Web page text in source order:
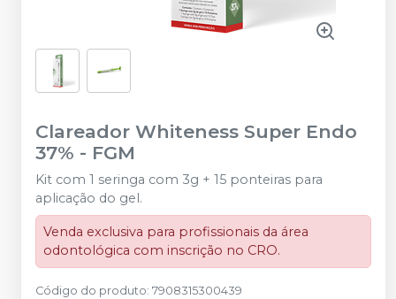
Clareador Whiteness Super Endo
37% - FGM
Kit com 1 seringa com 3g + 15 ponteiras para
aplicação do gel.
Venda exclusiva para profissionais da área
odontológica com inscrição no CRO.
Código do produto: 7908315300439